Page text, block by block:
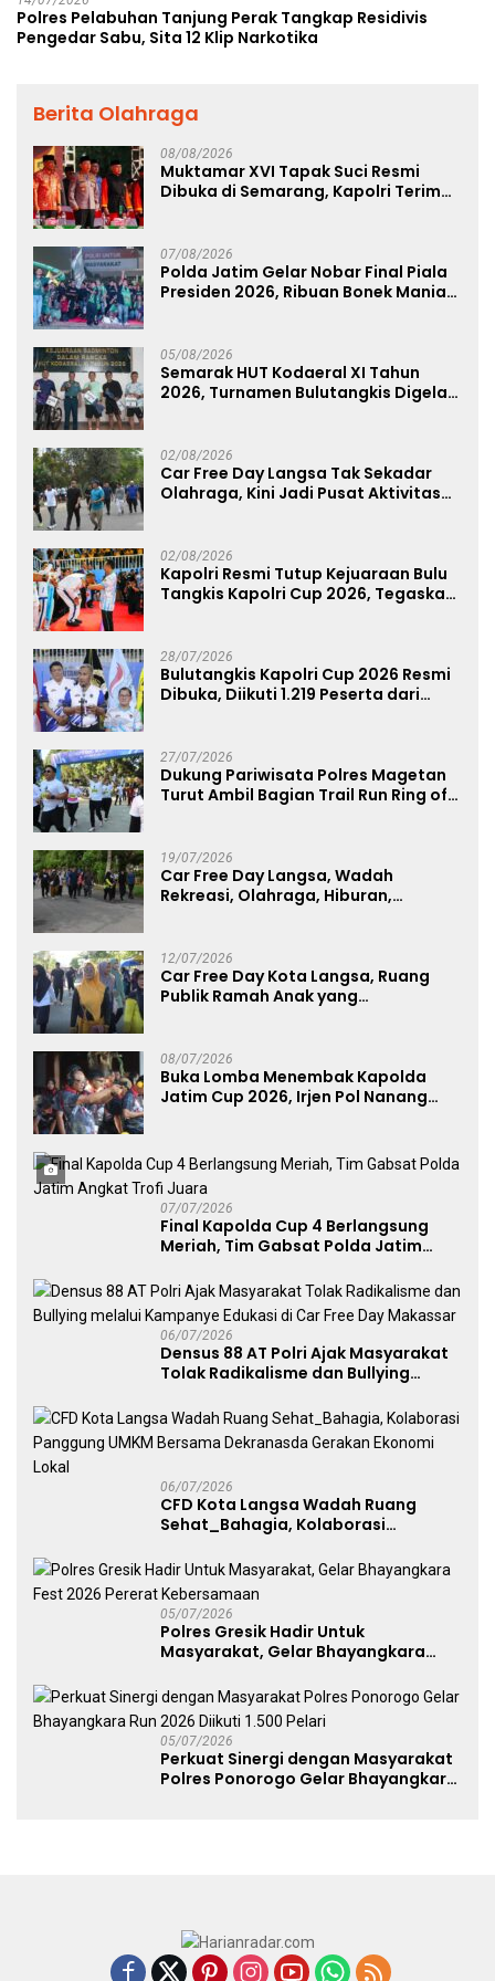
Polres Pelabuhan Tanjung Perak Tangkap Residivis
Pengedar Sabu, Sita 12 Klip Narkotika
Berita Olahraga
08/08/2026
Muktamar XVI Tapak Suci Resmi
Dibuka di Semarang, Kapolri Terima
07/08/2026
Polda Jatim Gelar Nobar Final Piala
Presiden 2026, Ribuan Bonek Mania
05/08/2026
Semarak HUT Kodaeral XI Tahun
2026, Turnamen Bulutangkis Digelar
02/08/2026
Car Free Day Langsa Tak Sekadar
Olahraga, Kini Jadi Pusat Aktivitas
02/08/2026
Kapolri Resmi Tutup Kejuaraan Bulu
Tangkis Kapolri Cup 2026, Tegaskan
28/07/2026
Bulutangkis Kapolri Cup 2026 Resmi
Dibuka, Diikuti 1.219 Peserta dari
27/07/2026
Dukung Pariwisata Polres Magetan
Turut Ambil Bagian Trail Run Ring of
19/07/2026
Car Free Day Langsa, Wadah
Rekreasi, Olahraga, Hiburan,
12/07/2026
Car Free Day Kota Langsa, Ruang
Publik Ramah Anak yang
08/07/2026
Buka Lomba Menembak Kapolda
Jatim Cup 2026, Irjen Pol Nanang
07/07/2026
Final Kapolda Cup 4 Berlangsung
Meriah, Tim Gabsat Polda Jatim
06/07/2026
Densus 88 AT Polri Ajak Masyarakat
Tolak Radikalisme dan Bullying
Free Day Makassar
06/07/2026
CFD Kota Langsa Wadah Ruang
Sehat_Bahagia, Kolaborasi
Dekranasda Gerakan Ekonomi Lokal
05/07/2026
Polres Gresik Hadir Untuk
Masyarakat, Gelar Bhayangkara
05/07/2026
Perkuat Sinergi dengan Masyarakat
Polres Ponorogo Gelar Bhayangkara